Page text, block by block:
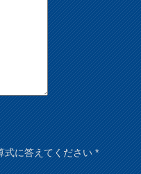
式に答えてください*